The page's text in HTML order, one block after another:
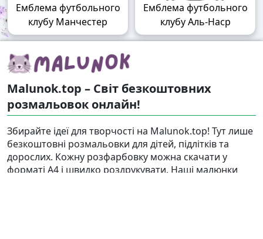
Емблема футбольного
клубу Манчестер
Емблема футбольного
клубу Аль-Наср
Malunok.top – Світ безкоштовних
розмальовок онлайн!
Збирайте ідеї для творчості на Malunok.top! Тут лише
безкоштовні розмальовки для дітей, підлітків та
дорослих. Кожну розфарбовку можна скачати у
форматі А4 і швидко роздрукувати. Наші малюнки